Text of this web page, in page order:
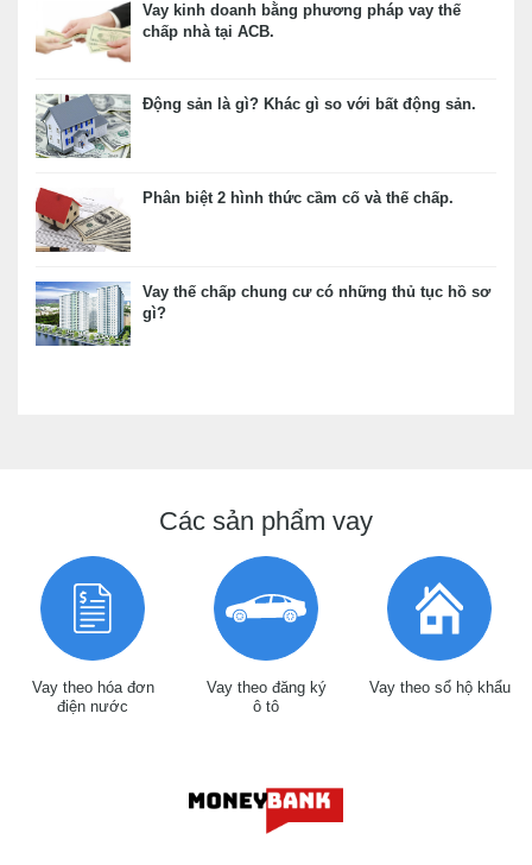
Vay kinh doanh bằng phương pháp vay thế
chấp nhà tại ACB.
Động sản là gì? Khác gì so với bất động sản.
Phân biệt 2 hình thức cầm cố và thế chấp.
Vay thế chấp chung cư có những thủ tục hồ sơ
gì?
Các sản phẩm vay
Vay theo hóa đơn
điện nước
Vay theo đăng ký
ô tô
Vay theo sổ hộ khẩu